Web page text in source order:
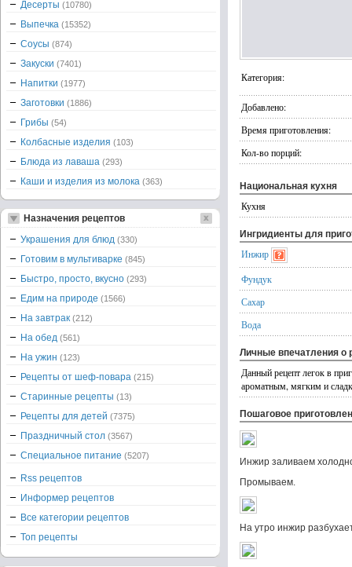
Категория:
Добавлено:
Время приготовления:
Кол-во порций:
Национальная кухня
Кухня
Ингридиенты для
Инжир
Фундук
Сахар
Вода
Личные впечатления о
Данный рецепт легок в
ароматным, мягким и
Пошаговое
Инжир заливаем
Промываем.
На утро инжир
Десерты (10780)
Выпечка (15352)
Соусы (874)
Закуски (7401)
Напитки (1977)
Заготовки (1886)
Грибы (54)
Колбасные изделия (103)
Блюда из лаваша (293)
Каши и изделия из молока (363)
Назначения рецептов
Украшения для блюд (330)
Готовим в мультиварке (845)
Быстро, просто, вкусно (293)
Едим на природе (1566)
На завтрак (212)
На обед (561)
На ужин (123)
Рецепты от шеф-повара (215)
Старинные рецепты (13)
Рецепты для детей (7375)
Праздничный стол (3567)
Специальное питание (5207)
Rss рецептов
Информер рецептов
Все категории рецептов
Топ рецепты